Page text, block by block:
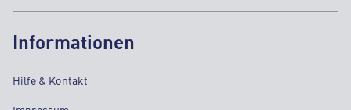
Informationen
Hilfe & Kontakt